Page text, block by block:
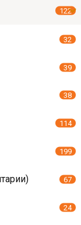
122
32
39
38
114
199
67
24